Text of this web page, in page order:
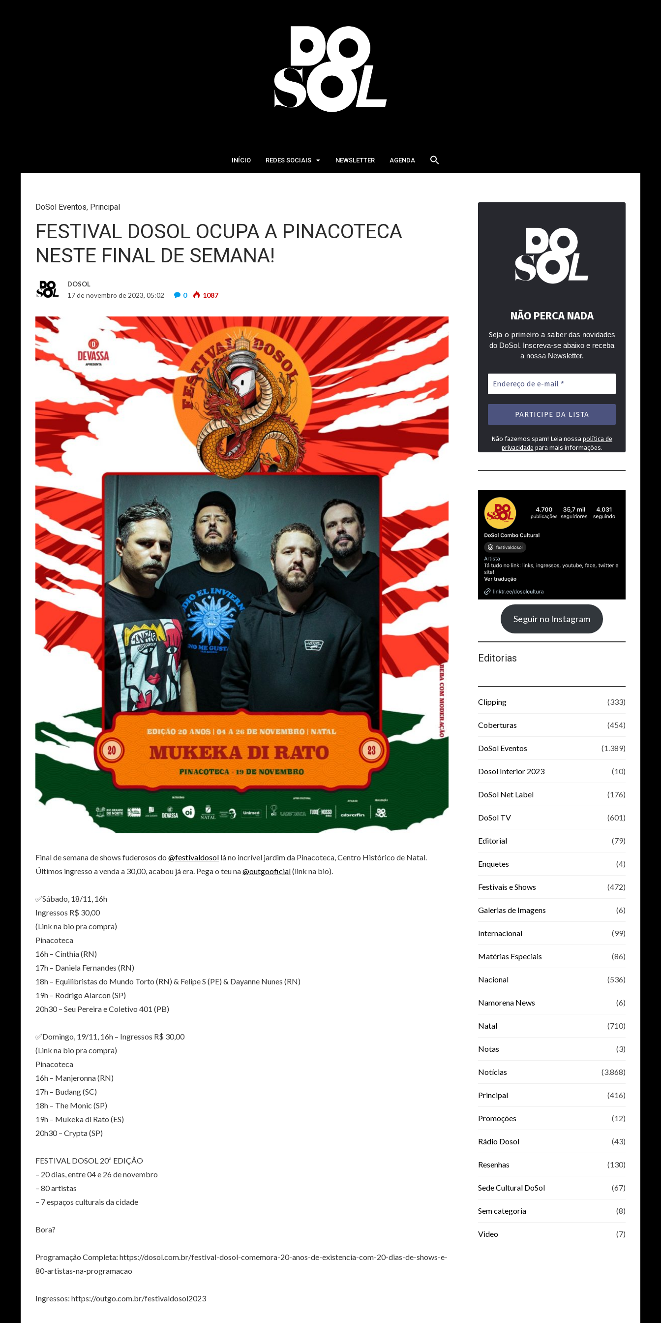
INÍCIO REDES SOCIAIS NEWSLETTER AGENDA
DoSol Eventos, Principal
FESTIVAL DOSOL OCUPA A PINACOTECA
NESTE FINAL DE SEMANA!
DOSOL
17 de novembro de 2023, 05:02 0 1087
Final de semana de shows fuderosos do @festivaldosol lá no incrível jardim da Pinacoteca, Centro Histórico de Natal.
Últimos ingresso a venda a 30,00, acabou já era. Pega o teu na@outgooficial(link na bio).
✅Sábado, 18/11, 16h
Ingressos R$ 30,00
(Link na bio pra compra)
Pinacoteca
16h – Cinthia (RN)
17h – Daniela Fernandes (RN)
18h – Equilibristas do Mundo Torto (RN) & Felipe S (PE) & Dayanne Nunes (RN)
19h – Rodrigo Alarcon (SP)
20h30 – Seu Pereira e Coletivo 401 (PB)
✅Domingo, 19/11, 16h – Ingressos R$ 30,00
(Link na bio pra compra)
Pinacoteca
16h – Manjeronna (RN)
17h – Budang (SC)
18h – The Monic (SP)
19h – Mukeka di Rato (ES)
20h30 – Crypta (SP)
FESTIVAL DOSOL 20ª EDIÇÃO
– 20 dias, entre 04 e 26 de novembro
– 80 artistas
– 7 espaços culturais da cidade
Bora?
Programação Completa: https://dosol.com.br/festival-dosol-comemora-20-anos-de-existencia-com-20-dias-de-shows-e-
80-artistas-na-programacao
Ingressos: https://outgo.com.br/festivaldosol2023
NÃO PERCA NADA
Seja o primeiro a saberdas novidades
do DoSol. Inscreva-se abaixo e receba
a nossa Newsletter.
Endereço
de
e-
mail
Não fazemos spam! Leia nossa política de
privacidade para mais informações.
Seguir no Instagram
Editorias
Clipping (333)
Coberturas (454)
DoSol Eventos (1.389)
Dosol Interior 2023 (10)
DoSol Net Label (176)
DoSol TV (601)
Editorial (79)
Enquetes (4)
Festivais e Shows (472)
Galerias de Imagens (6)
Internacional (99)
Matérias Especiais (86)
Nacional (536)
Namorena News (6)
Natal (710)
Notas (3)
Notícias (3.868)
Principal (416)
Promoções (12)
Rádio Dosol (43)
Resenhas (130)
Sede Cultural DoSol (67)
Sem categoria (8)
Video (7)